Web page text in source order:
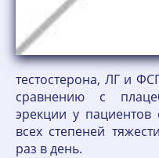
тестостерона, ЛГ и
сравнению с
эрекции у пациентов
всех степеней
раз в день.